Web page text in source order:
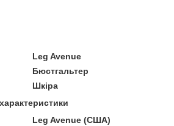
Leg Avenue
Бюстгальтер
Шкіра
Leg Avenue (США)